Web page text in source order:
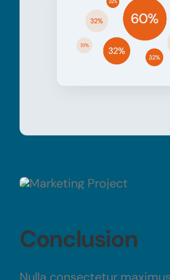
Conclusion
Nulla consectetur